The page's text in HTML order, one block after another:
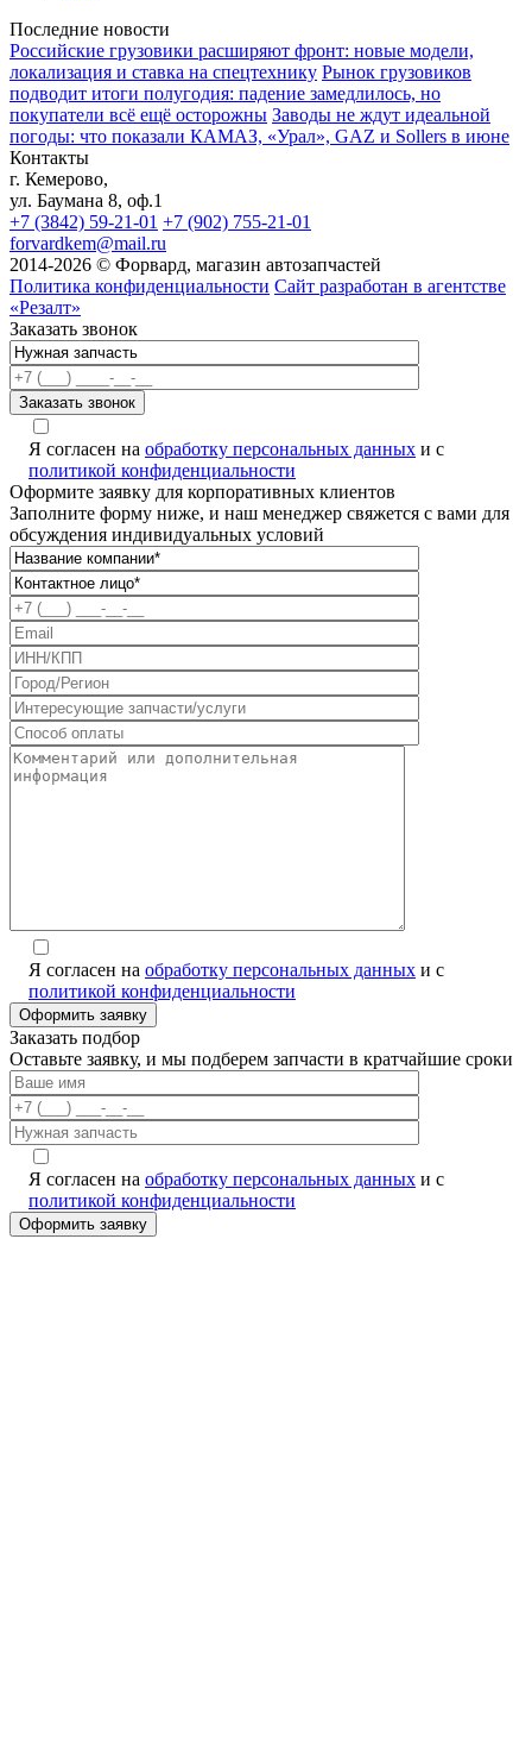
Последние новости
Российские грузовики расширяют фронт: новые модели,
локализация и ставка на спецтехнику Рынок грузовиков
подводит итоги полугодия: падение замедлилось, но
покупатели всё ещё осторожны Заводы не ждут идеальной
погоды: что показали КАМАЗ, «Урал», GAZ и Sollers в июне
Контакты
г. Кемерово,
ул. Баумана 8, оф.1
+7 (3842) 59-21-01 +7 (902) 755-21-01
forvardkem@mail.ru
2014-2026 © Форвард, магазин автозапчастей
Политика конфиденциальности Сайт разработан в агентстве
«Резалт»
Заказать звонок
Я согласен на обработку персональных данных и с
политикой конфиденциальности
Оформите заявку для корпоративных клиентов
Заполните форму ниже, и наш менеджер свяжется с вами для
обсуждения индивидуальных условий
Я согласен на обработку персональных данных и с
политикой конфиденциальности
Заказать подбор
Оставьте заявку, и мы подберем запчасти в кратчайшие сроки
Я согласен на обработку персональных данных и с
политикой конфиденциальности